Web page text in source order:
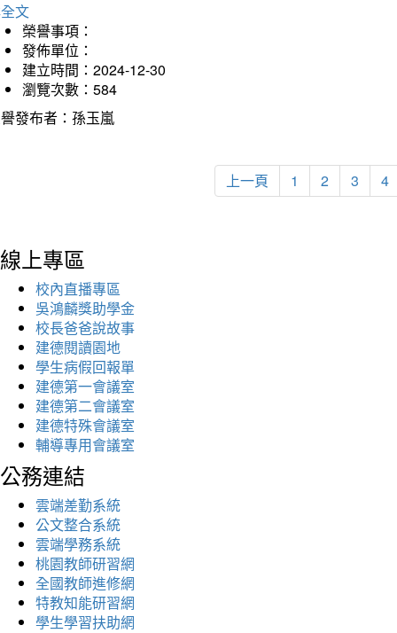
文
榮譽事項：
發佈單位：
建立時間：2024-12-30
瀏覽次數：584
發布者：孫玉嵐
上一頁 1 2 3 4
線上專區
校內直播專區
吳鴻麟獎助學金
校長爸爸說故事
建德閱讀園地
學生病假回報單
建德第一會議室
建德第二會議室
建德特殊會議室
輔導專用會議室
公務連結
雲端差勤系統
公文整合系統
雲端學務系統
桃園教師研習網
全國教師進修網
特教知能研習網
學生學習扶助網